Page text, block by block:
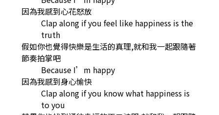
因為我感到心花怒放
Clap along if you feel like happiness is the
truth
假如你也覺得快樂是生活的真理,就和我一起跟隨著
節奏拍掌吧
Because I’m happy
因為我感到身心愉快
Clap along if you know what happiness is
to you